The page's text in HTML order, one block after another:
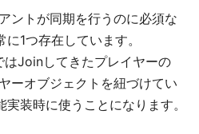
ントが同期を行うのに必須な
1つ存在しています。
Joinしてきたプレイヤーの
ーオブジェクトを紐づけてい
装時に使うことになります。